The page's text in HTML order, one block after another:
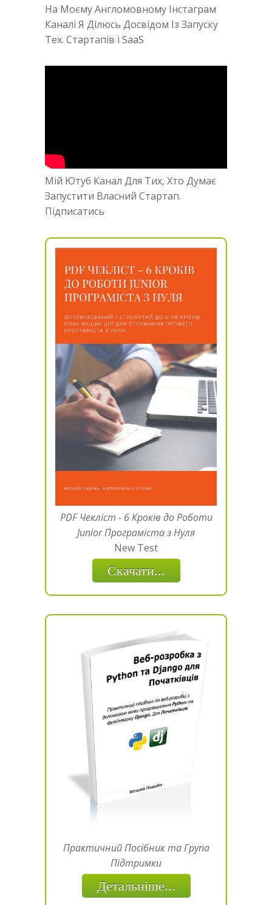
На Моєму Англомовному Інстаграм
Каналі Я Ділюсь Досвідом Із Запуску
Тех. Стартапів і SaaS
Мій Ютуб Канал Для Тих, Хто Думає
Запустити Власний Стартап.
Підписатись
PDF Чекліст - 6 Кроків до Роботи
Junior Програміста з Нуля
New Test
Скачати...
Практичний Посібник та Група
Підтримки
Детальніше...